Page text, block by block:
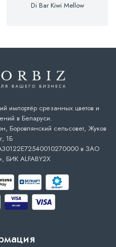
Di Bar Kiwi Mellow
срезанных цветов и
в Беларуси.
Боровлянский сельсовет, Жуков
1Б
в ЗАО
ALFABY2X